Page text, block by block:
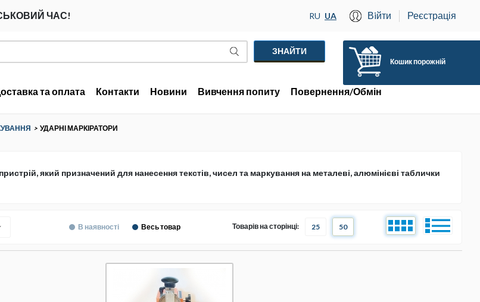
ЧАС! RU UA Вiйти Реєстрація
Кошик порожній
та оплата Контакти Новини Вивчення попиту Повернення/Обмін
> УДАРНІ МАРКІРАТОРИ
який призначений для нанесення текстів, чисел та маркування на металеві, алюмінієві таблички
В наявності Весь товар Товарів на сторінці: 25 50